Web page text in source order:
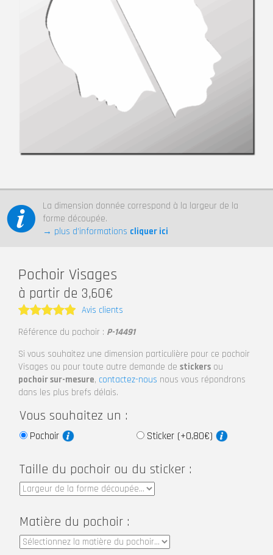
La dimension donnée correspond à la largeur de la
forme découpée.
→ plus d’informations cliquer ici
Pochoir Visages
à partir de 3,60€
Note5
Avis clients
Référence du pochoir : P-14491
Si vous souhaitez une dimension particulière pour ce pochoir
Visages ou pour toute autre demande de stickers ou
pochoir sur-mesure, contactez-nous nous vous répondrons
dans les plus brefs délais.
Vous souhaitez un :
Pochoir Sticker (+0,80€)
Taille du pochoir ou du sticker :
Matière du pochoir :